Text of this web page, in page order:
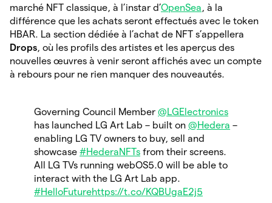
marché NFT classique, à l’instar d’OpenSea, à la
différence que les achats seront effectués avec le token
HBAR. La section dédiée à l’achat de NFT s’appellera
Drops, où les profils des artistes et les aperçus des
nouvelles œuvres à venir seront affichés avec un compte
à rebours pour ne rien manquer des nouveautés.
Governing Council Member @LGElectronics
has launched LG Art Lab – built on @Hedera –
enabling LG TV owners to buy, sell and
showcase #HederaNFTs from their screens.
All LG TVs running webOS5.0 will be able to
interact with the LG Art Lab app.
#HelloFuturehttps://t.co/KQBUgaE2j5